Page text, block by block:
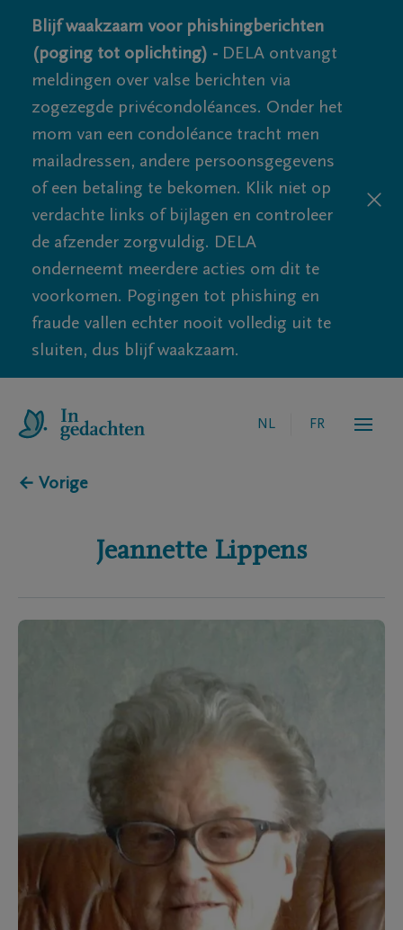
Blijf waakzaam voor phishingberichten
(poging tot oplichting) - DELA ontvangt
meldingen over valse berichten via
zogezegde privécondoléances. Onder het
mom van een condoléance tracht men
mailadressen, andere persoonsgegevens
of een betaling te bekomen. Klik niet op
verdachte links of bijlagen en controleer
de afzender zorgvuldig. DELA
onderneemt meerdere acties om dit te
voorkomen. Pogingen tot phishing en
fraude vallen echter nooit volledig uit te
sluiten, dus blijf waakzaam.
NL FR
← Vorige
Jeannette Lippens